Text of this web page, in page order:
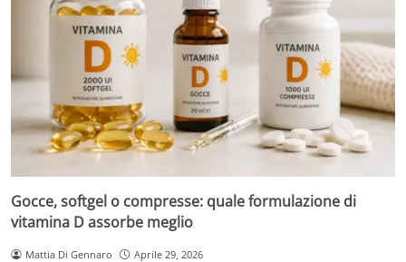
Gocce, softgel o compresse: quale formulazione di
vitamina D assorbe meglio
Mattia Di Gennaro Aprile 29, 2026